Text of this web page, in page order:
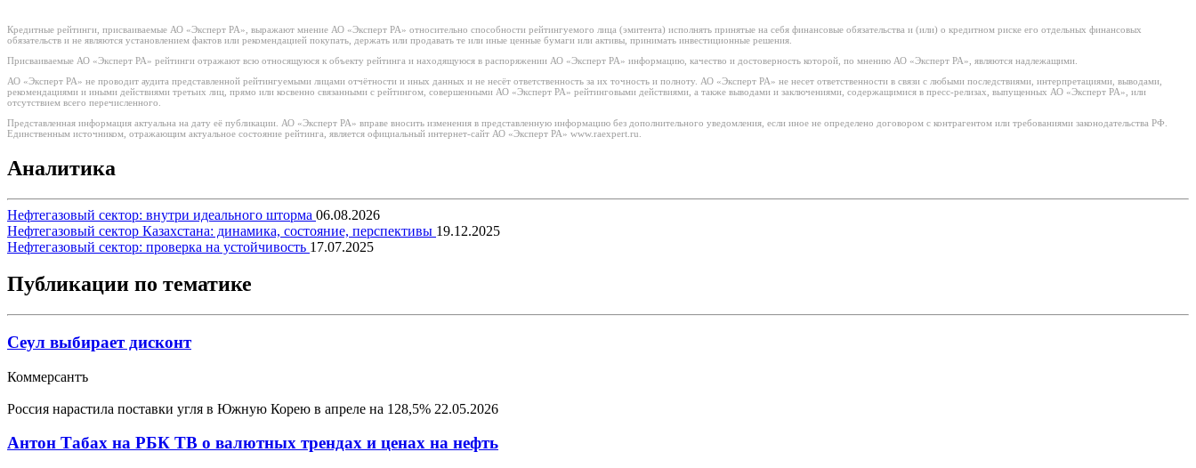
Кредитные рейтинги, присваиваемые АО «Эксперт РА», выражают мнение АО «Эксперт РА» относительно способности рейтингуемого лица (эмитента) исполнять принятые на себя финансовые обязательства и (или) о кредитном риске его отдельных финансовых
обязательств и не являются установлением фактов или рекомендацией покупать, держать или продавать те или иные ценные бумаги или активы, принимать инвестиционные решения.
Присваиваемые АО «Эксперт РА» рейтинги отражают всю относящуюся к объекту рейтинга и находящуюся в распоряжении АО «Эксперт РА» информацию, качество и достоверность которой, по мнению АО «Эксперт РА», являются надлежащими.
АО «Эксперт РА» не проводит аудита представленной рейтингуемыми лицами отчётности и иных данных и не несёт ответственность за их точность и полноту. АО «Эксперт РА» не несет ответственности в связи с любыми последствиями, интерпретациями, выводами,
рекомендациями и иными действиями третьих лиц, прямо или косвенно связанными с рейтингом, совершенными АО «Эксперт РА» рейтинговыми действиями, а также выводами и заключениями, содержащимися в пресс-релизах, выпущенных АО «Эксперт РА», или
отсутствием всего перечисленного.
Представленная информация актуальна на дату её публикации. АО «Эксперт РА» вправе вносить изменения в представленную информацию без дополнительного уведомления, если иное не определено договором с контрагентом или требованиями законодательства РФ.
Единственным источником, отражающим актуальное состояние рейтинга, является официальный интернет-сайт АО «Эксперт РА» www.raexpert.ru.
Аналитика
Нефтегазовый сектор: внутри идеального шторма 06.08.2026
Нефтегазовый сектор Казахстана: динамика, состояние, перспективы 19.12.2025
Нефтегазовый сектор: проверка на устойчивость 17.07.2025
Публикации по тематике
Сеул выбирает дисконт
Коммерсантъ
Россия нарастила поставки угля в Южную Корею в апреле на 128,5% 22.05.2026
Антон Табах на РБК ТВ о валютных трендах и ценах на нефть